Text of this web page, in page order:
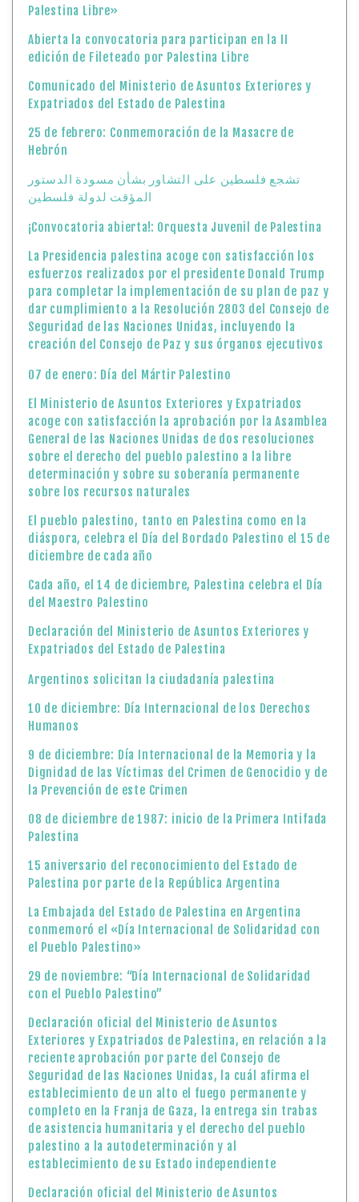
Palestina Libre»
Abierta la convocatoria para participan en la II
edición de Fileteado por Palestina Libre
Comunicado del Ministerio de Asuntos Exteriores y
Expatriados del Estado de Palestina
25 de febrero: Conmemoración de la Masacre de
Hebrón
تشجع فلسطين على التشاور بشأن مسودة الدستور
المؤقت لدولة فلسطين
¡Convocatoria abierta!: Orquesta Juvenil de Palestina
La Presidencia palestina acoge con satisfacción los
esfuerzos realizados por el presidente Donald Trump
para completar la implementación de su plan de paz y
dar cumplimiento a la Resolución 2803 del Consejo de
Seguridad de las Naciones Unidas, incluyendo la
creación del Consejo de Paz y sus órganos ejecutivos
07 de enero: Día del Mártir Palestino
El Ministerio de Asuntos Exteriores y Expatriados
acoge con satisfacción la aprobación por la Asamblea
General de las Naciones Unidas de dos resoluciones
sobre el derecho del pueblo palestino a la libre
determinación y sobre su soberanía permanente
sobre los recursos naturales
El pueblo palestino, tanto en Palestina como en la
diáspora, celebra el Día del Bordado Palestino el 15 de
diciembre de cada año
Cada año, el 14 de diciembre, Palestina celebra el Día
del Maestro Palestino
Declaración del Ministerio de Asuntos Exteriores y
Expatriados del Estado de Palestina
Argentinos solicitan la ciudadanía palestina
10 de diciembre: Día Internacional de los Derechos
Humanos
9 de diciembre: Día Internacional de la Memoria y la
Dignidad de las Víctimas del Crimen de Genocidio y de
la Prevención de este Crimen
08 de diciembre de 1987: inicio de la Primera Intifada
Palestina
15 aniversario del reconocimiento del Estado de
Palestina por parte de la República Argentina
La Embajada del Estado de Palestina en Argentina
conmemoró el «Día Internacional de Solidaridad con
el Pueblo Palestino»
29 de noviembre: “Día Internacional de Solidaridad
con el Pueblo Palestino”
Declaración oficial del Ministerio de Asuntos
Exteriores y Expatriados de Palestina, en relación a la
reciente aprobación por parte del Consejo de
Seguridad de las Naciones Unidas, la cuál afirma el
establecimiento de un alto el fuego permanente y
completo en la Franja de Gaza, la entrega sin trabas
de asistencia humanitaria y el derecho del pueblo
palestino a la autodeterminación y al
establecimiento de su Estado independiente
Declaración oficial del Ministerio de Asuntos